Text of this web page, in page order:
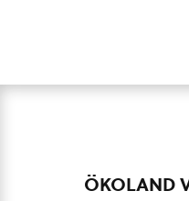
ÖKOLAND